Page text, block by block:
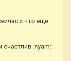
и что еще
счастлив :nyam: